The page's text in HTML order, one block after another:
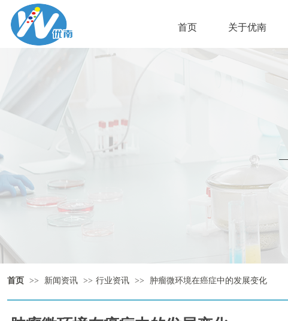
首页 关于优南
首页 >> 新闻资讯 >> 行业资讯 >> 肿瘤微环境在癌症中的发展变化